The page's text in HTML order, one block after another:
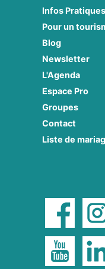
Infos Pratiques
Pour un
Blog
Newsletter
L'Agenda
Espace Pro
Groupes
Contact
Liste de